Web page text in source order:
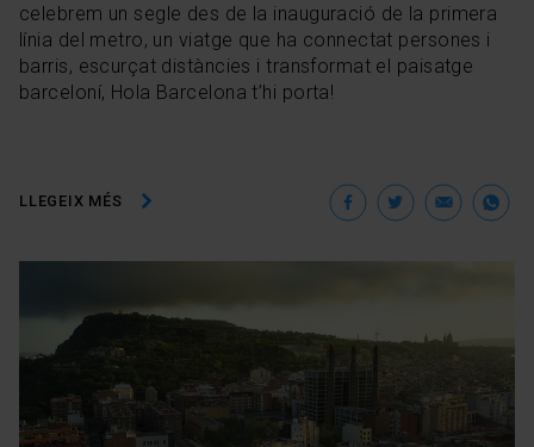
celebrem un segle des de la inauguració de la primera
línia del metro, un viatge que ha connectat persones i
barris, escurçat distàncies i transformat el paisatge
barceloní, Hola Barcelona t’hi porta!
LLEGEIX MÉS Facebook
Twitter